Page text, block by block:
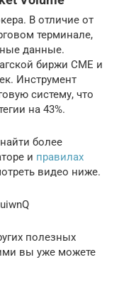
В отличие от
терминале,
данные.
биржи CME и
Инструмент
систему, что
на 43%.
более
и правилах
видео ниже.
полезных
вы уже можете